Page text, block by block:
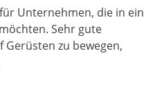
Unternehmen, die in ein
Sehr gute
zu bewegen,